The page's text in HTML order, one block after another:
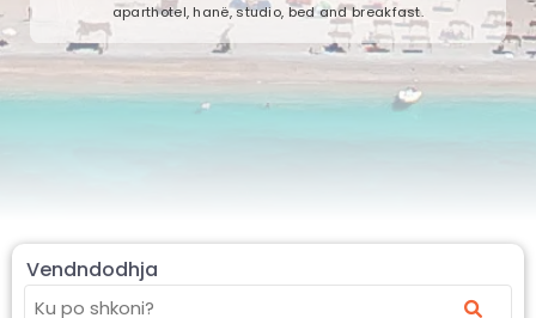
aparthotel, hanë, studio, bed and breakfast.
Vendndodhja